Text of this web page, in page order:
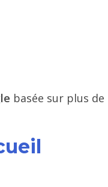
basée sur plus de